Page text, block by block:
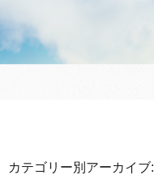
カテゴリー別アーカイブ: